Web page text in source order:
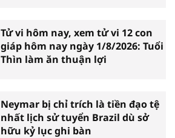
Tử vi hôm nay, xem tử vi 12 con
giáp hôm nay ngày 1/8/2026: Tuổi
Thìn làm ăn thuận lợi
Neymar bị chỉ trích là tiền đạo tệ
nhất lịch sử tuyển Brazil dù sở
hữu kỷ lục ghi bàn